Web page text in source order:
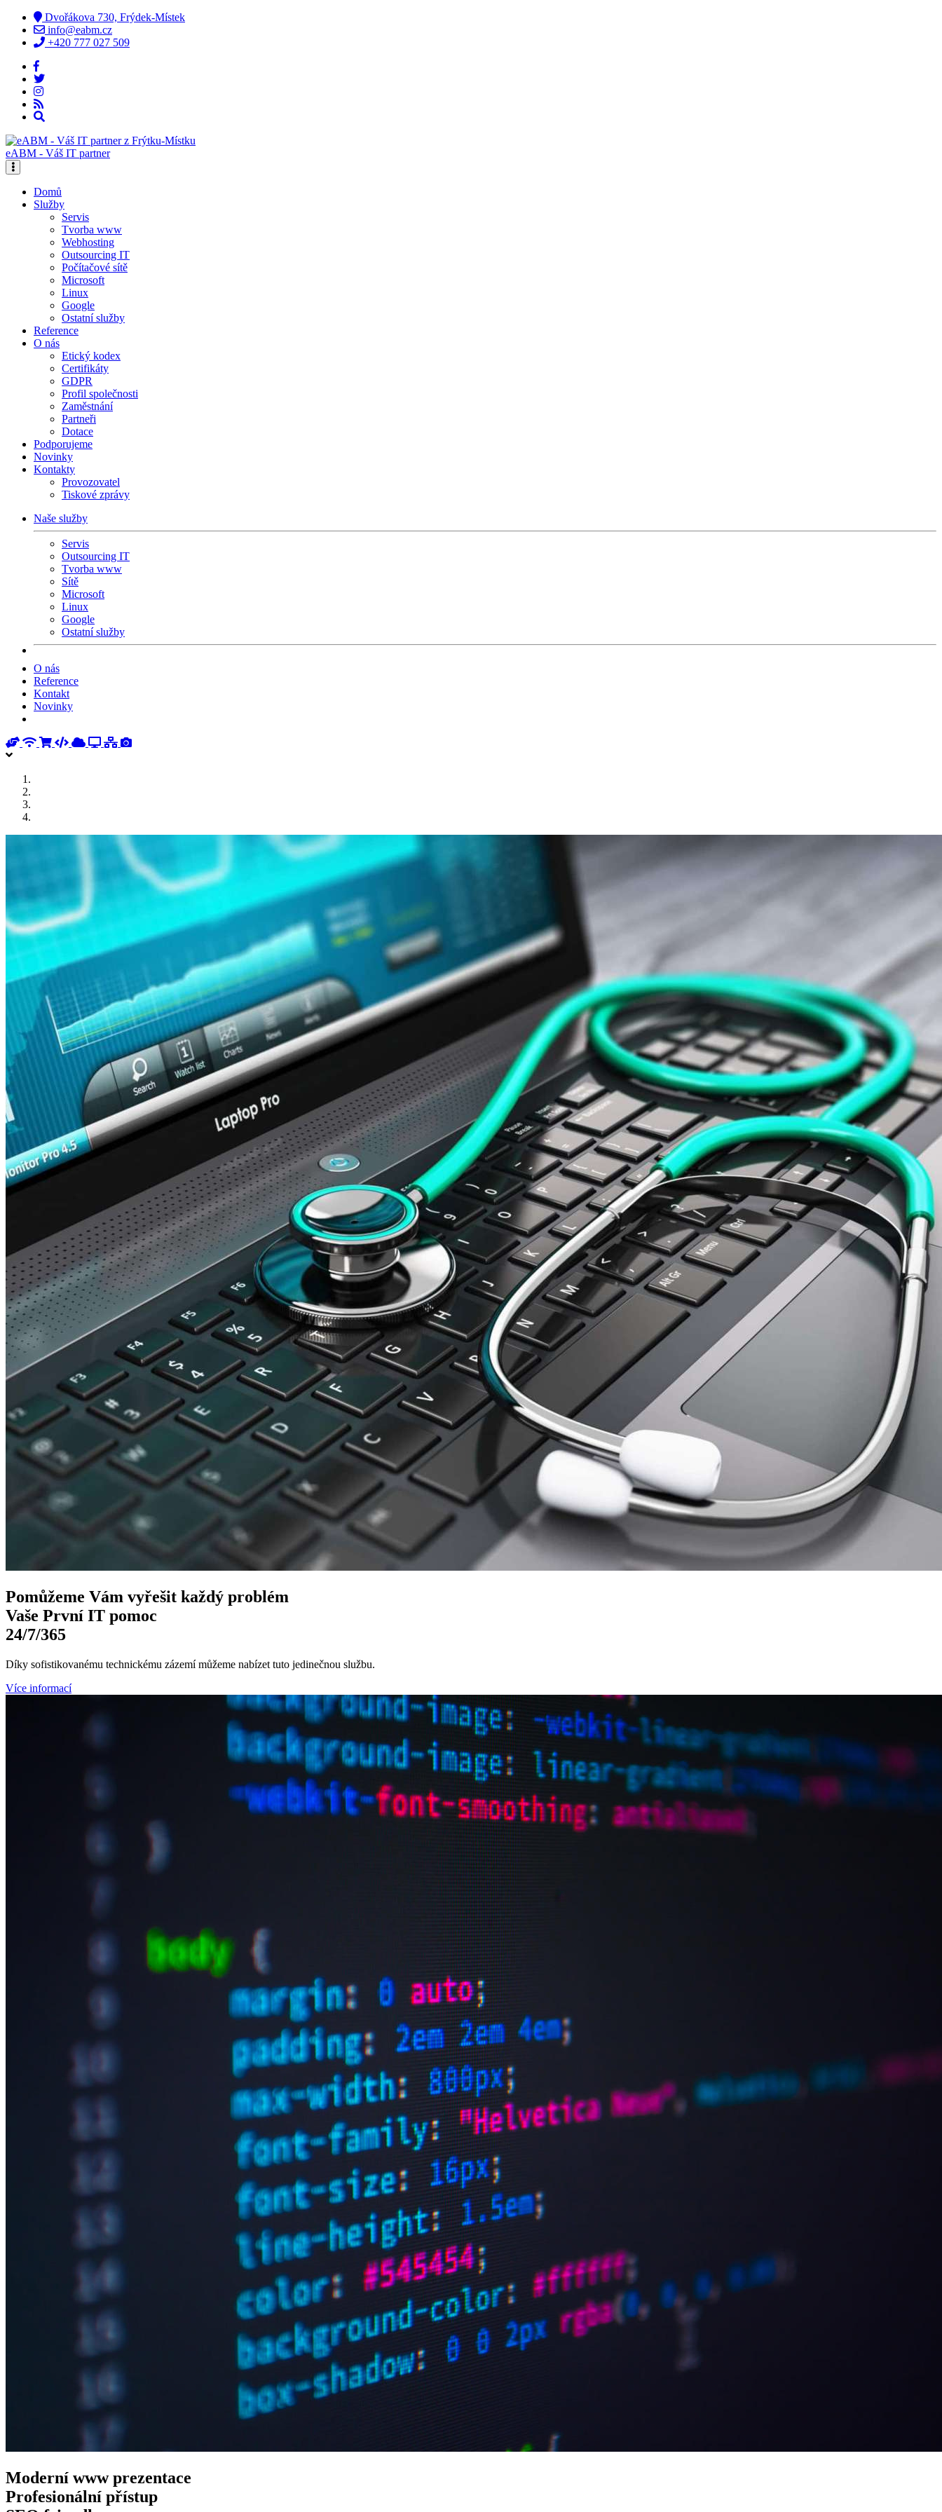
Dvořákova 730, Frýdek-Místek
info@eabm.cz
+420 777 027 509
eABM - Váš IT partner
Domů
Služby
Servis
Tvorba www
Webhosting
Outsourcing IT
Počítačové sítě
Microsoft
Linux
Google
Ostatní služby
Reference
O nás
Etický kodex
Certifikáty
GDPR
Profil společnosti
Zaměstnání
Partneři
Dotace
Podporujeme
Novinky
Kontakty
Provozovatel
Tiskové zprávy
Naše služby
Servis
Outsourcing IT
Tvorba www
Sítě
Microsoft
Linux
Google
Ostatní služby
O nás
Reference
Kontakt
Novinky
Pomůžeme Vámvyřešit každý problém
Vaše PrvníIT pomoc
24/7/365
Díky sofistikovanému technickému zázemí můžeme nabízet tuto jedinečnou službu.
Více informací
Moderní wwwprezentace
Profesionálnípřístup